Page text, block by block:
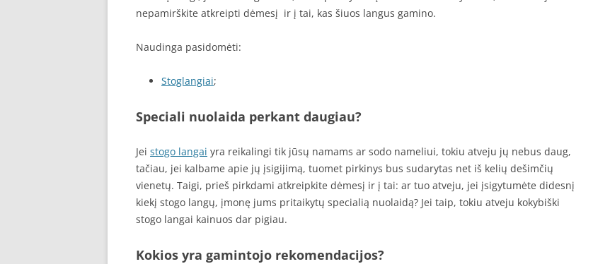
nepamirškite atkreipti dėmesį ir į tai, kas šiuos langus gamino.
Naudinga pasidomėti:
Stoglangiai;
Speciali nuolaida perkant daugiau?
Jei stogo langai yra reikalingi tik jūsų namams ar sodo nameliui, tokiu atveju jų nebus daug,
tačiau, jei kalbame apie jų įsigijimą, tuomet pirkinys bus sudarytas net iš kelių dešimčių
vienetų. Taigi, prieš pirkdami atkreipkite dėmesį ir į tai: ar tuo atveju, jei įsigytumėte didesnį
kiekį stogo langų, įmonę jums pritaikytų specialią nuolaidą? Jei taip, tokiu atveju kokybiški
stogo langai kainuos dar pigiau.
Kokios yra gamintojo rekomendacijos?